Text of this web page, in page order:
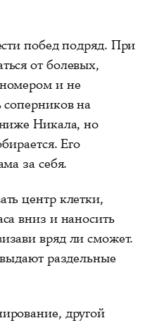
побед подряд. При
от болевых,
и не
соперников на
Никала, но
Его
за себя.
центр клетки,
вниз и наносить
вряд ли сможет.
раздельные
другой